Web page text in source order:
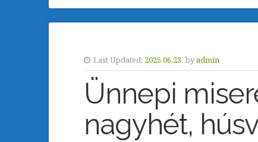
Last Updated: 2025.06.23. byadmin
Ünnepi
nagyhét,